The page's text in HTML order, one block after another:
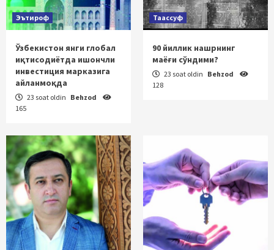
Эътироф
Ўзбекистон янги глобал
иқтисодиётда ишончли
инвестиция марказига
айланмоқда
23 soat oldin Behzod
165
Таассуф
90 йиллик нашрнинг
маёғи сўндими?
23 soat oldin Behzod
128